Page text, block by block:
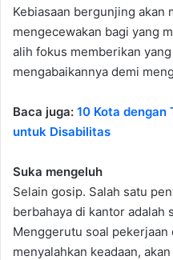
Kebiasaan bergunjing akan
mengecewakan bagi yang
alih fokus memberikan
mengabaikannya demi
Baca juga: 10 Kota
untuk Disabilitas
Suka mengeluh
Selain gosip. Salah satu
berbahaya di kantor adalah
Menggerutu soal
menyalahkan keadaan,